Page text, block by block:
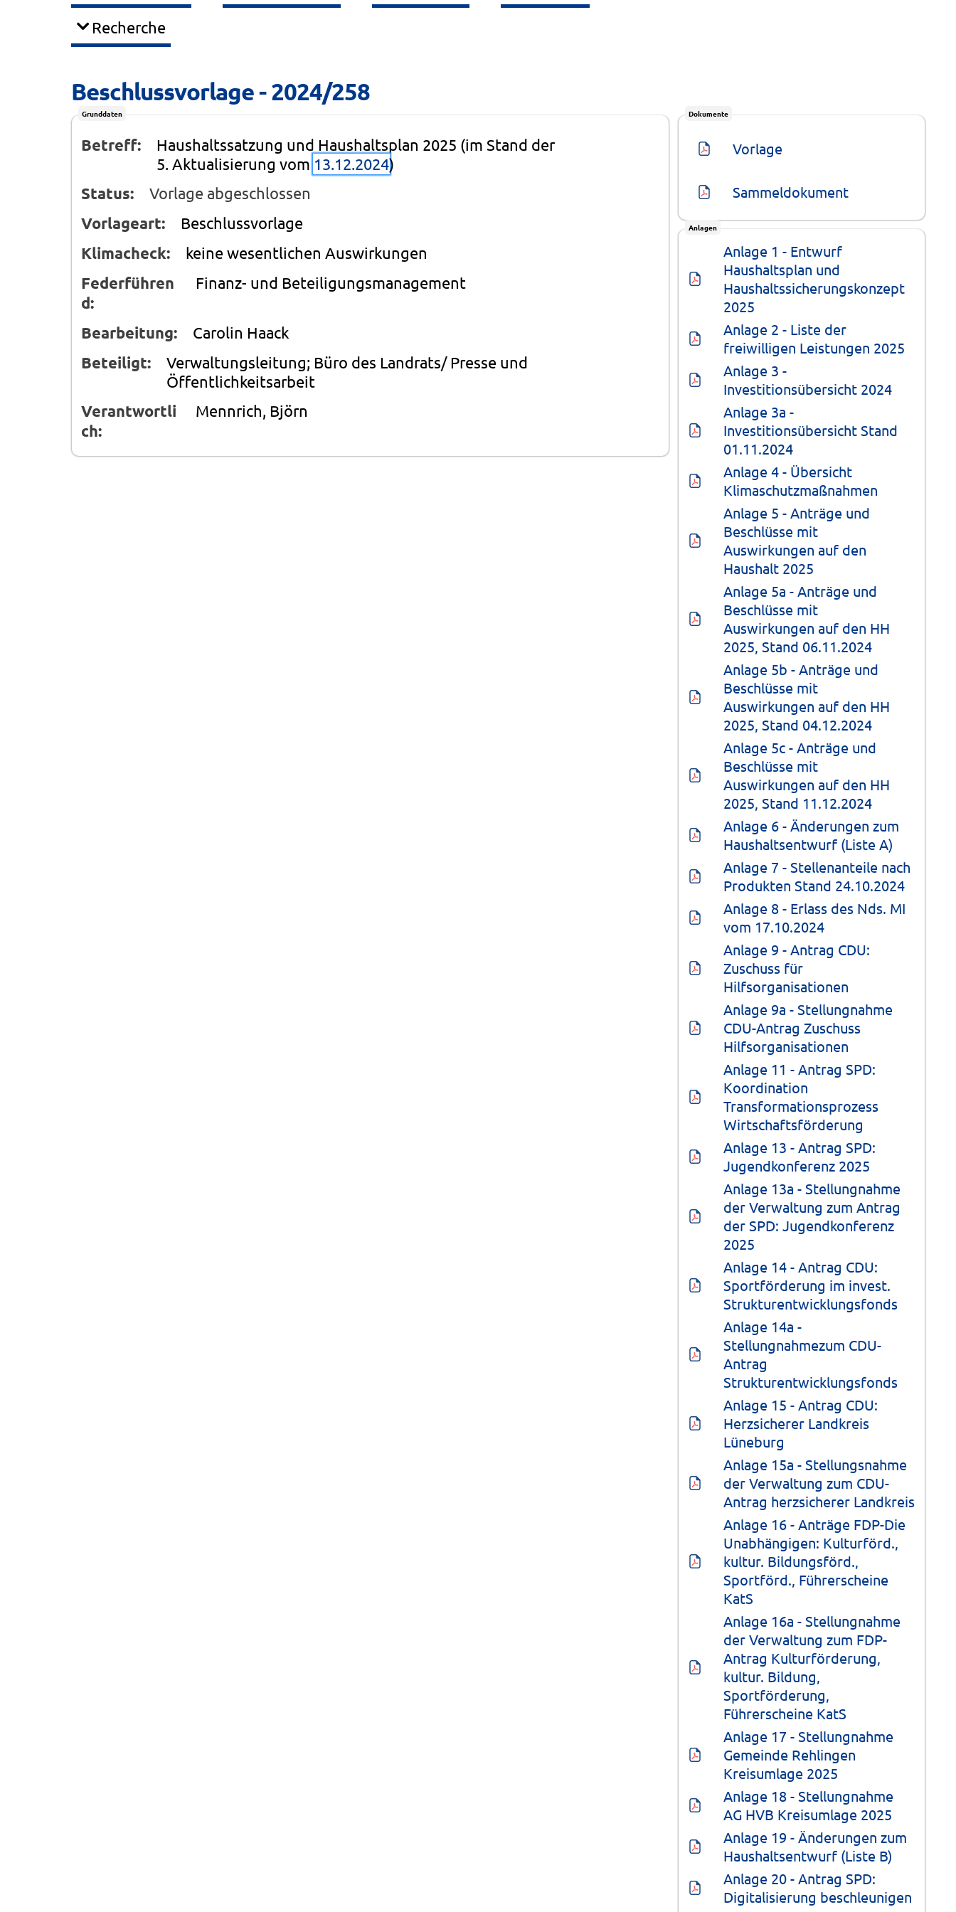
Recherche
Beschlussvorlage - 2024/258
Grunddaten
Betreff:
Haushaltssatzung und Haushaltsplan 2025 (im Stand der
5. Aktualisierung vom 13.12.2024)
Status: Vorlage abgeschlossen
Vorlageart: Beschlussvorlage
Klimacheck: keine wesentlichen Auswirkungen
Federführen
d:
Finanz- und Beteiligungsmanagement
Bearbeitung: Carolin Haack
Beteiligt:
Verwaltungsleitung; Büro des Landrats/ Presse und
Öffentlichkeitsarbeit
Verantwortli
ch:
Mennrich, Björn
Dokumente
Vorlage
Sammeldokument
Anlagen
Anlage 1 - Entwurf
Haushaltsplan und
Haushaltssicherungskonzept
2025
Anlage 2 - Liste der
freiwilligen Leistungen 2025
Anlage 3 -
Investitionsübersicht 2024
Anlage 3a -
Investitionsübersicht Stand
01.11.2024
Anlage 4 - Übersicht
Klimaschutzmaßnahmen
Anlage 5 - Anträge und
Beschlüsse mit
Auswirkungen auf den
Haushalt 2025
Anlage 5a - Anträge und
Beschlüsse mit
Auswirkungen auf den HH
2025, Stand 06.11.2024
Anlage 5b - Anträge und
Beschlüsse mit
Auswirkungen auf den HH
2025, Stand 04.12.2024
Anlage 5c - Anträge und
Beschlüsse mit
Auswirkungen auf den HH
2025, Stand 11.12.2024
Anlage 6 - Änderungen zum
Haushaltsentwurf (Liste A)
Anlage 7 - Stellenanteile nach
Produkten Stand 24.10.2024
Anlage 8 - Erlass des Nds. MI
vom 17.10.2024
Anlage 9 - Antrag CDU:
Zuschuss für
Hilfsorganisationen
Anlage 9a - Stellungnahme
CDU-Antrag Zuschuss
Hilfsorganisationen
Anlage 11 - Antrag SPD:
Koordination
Transformationsprozess
Wirtschaftsförderung
Anlage 13 - Antrag SPD:
Jugendkonferenz 2025
Anlage 13a - Stellungnahme
der Verwaltung zum Antrag
der SPD: Jugendkonferenz
2025
Anlage 14 - Antrag CDU:
Sportförderung im invest.
Strukturentwicklungsfonds
Anlage 14a -
Stellungnahmezum CDU-
Antrag
Strukturentwicklungsfonds
Anlage 15 - Antrag CDU:
Herzsicherer Landkreis
Lüneburg
Anlage 15a - Stellungsnahme
der Verwaltung zum CDU-
Antrag herzsicherer Landkreis
Anlage 16 - Anträge FDP-Die
Unabhängigen: Kulturförd.,
kultur. Bildungsförd.,
Sportförd., Führerscheine
KatS
Anlage 16a - Stellungnahme
der Verwaltung zum FDP-
Antrag Kulturförderung,
kultur. Bildung,
Sportförderung,
Führerscheine KatS
Anlage 17 - Stellungnahme
Gemeinde Rehlingen
Kreisumlage 2025
Anlage 18 - Stellungnahme
AG HVB Kreisumlage 2025
Anlage 19 - Änderungen zum
Haushaltsentwurf (Liste B)
Anlage 20 - Antrag SPD:
Digitalisierung beschleunigen